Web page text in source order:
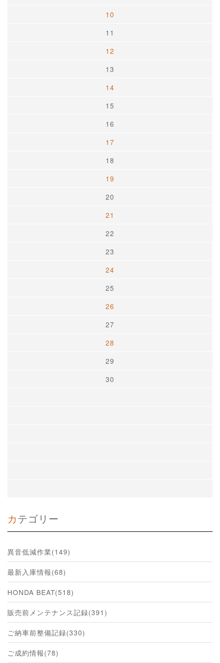
10
11
12
13
14
15
16
17
18
19
20
21
22
23
24
25
26
27
28
29
30
カテゴリー
異音低減作業(149)
最新入庫情報(68)
HONDA BEAT(518)
販売前メンテナンス記録(391)
ご納車前整備記録(330)
ご成約情報(78)